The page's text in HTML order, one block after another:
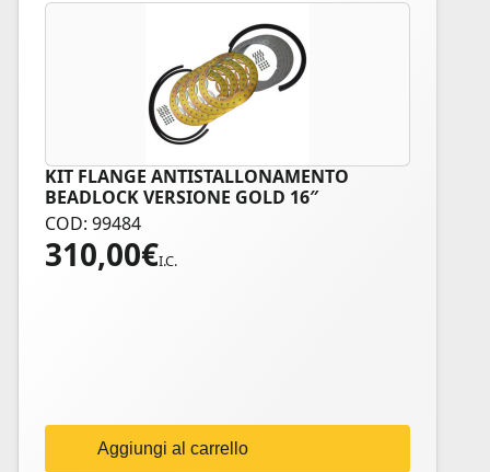
KIT FLANGE ANTISTALLONAMENTO
BEADLOCK VERSIONE GOLD 16″
COD: 99484
310,00€I.C.
Aggiungi al carrello